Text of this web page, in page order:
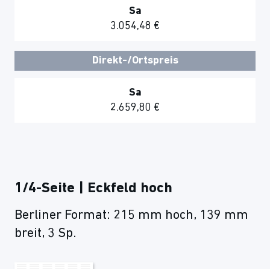
Sa
3.054,48 €
Direkt-/Ortspreis
Sa
2.659,80 €
1/4-Seite | Eckfeld hoch
Berliner Format: 215 mm hoch, 139 mm
breit, 3 Sp.